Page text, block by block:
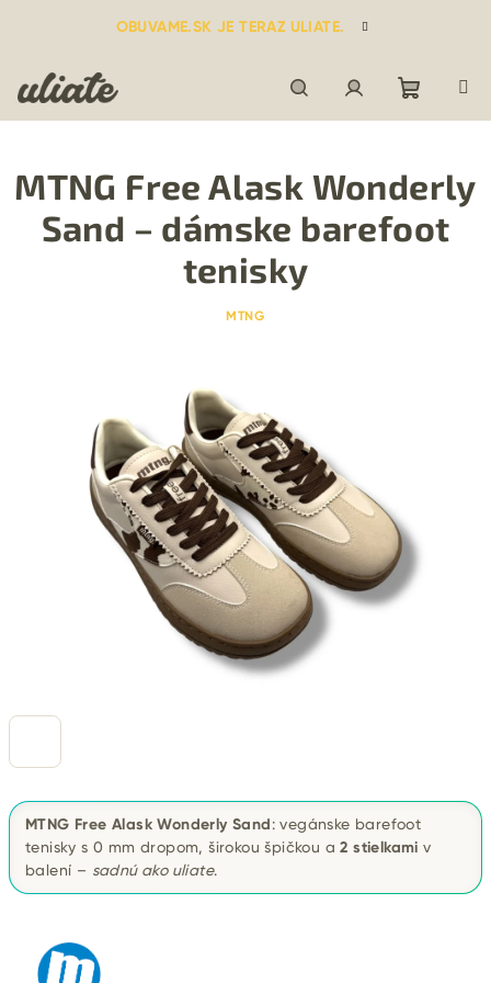
OBUVAME.SK JE TERAZ ULIATE.
HľadaťPrihlásenie
košík
MTNG Free Alask Wonderly Sand: vegánske barefoot
tenisky s 0 mm dropom, širokou špičkou a2 stielkami v
balení – sadnú ako uliate.
MTNG Free Alask Wonderly
Sand – dámske barefoot
tenisky
MTNG